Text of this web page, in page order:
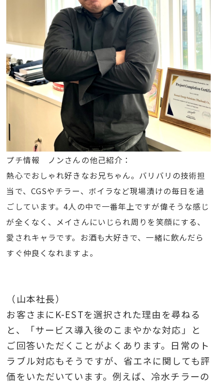
プチ情報 ノンさんの他己紹介：
熱心でおしゃれ好きなお兄ちゃん。バリバリの技術担
当で、CGSやチラー、ボイラなど現場漬けの毎日を過
ごしています。4人の中で一番年上ですが偉そうな感じ
が全くなく、メイさんにいじられ周りを笑顔にする、
愛されキャラです。お酒も大好きで、一緒に飲んだら
すぐ仲良くなれますよ。
（山本社長）
お客さまにK-ESTを選択された理由を尋ねる
と、「サービス導入後のこまやかな対応」と
ご回答いただくことがよくあります。日常のト
ラブル対応もそうですが、省エネに関しても評
価をいただいています。例えば、冷水チラーの